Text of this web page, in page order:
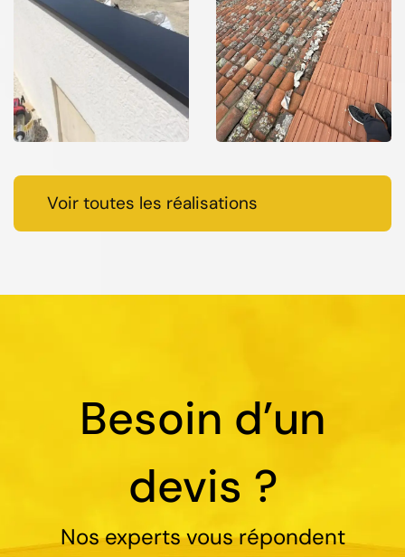
Voir toutes les réalisations
Besoin d’un
devis ?
Nos experts vous répondent